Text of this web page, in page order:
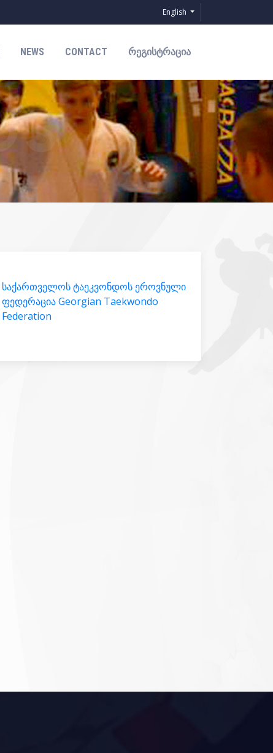
English
NEWS CONTACT ᲠᲔᲒᲘᲡᲢᲠᲐᲪᲘᲐ
საქართველოს ტაეკვონდოს ეროვნული
ფედერაცია Georgian Taekwondo
Federation